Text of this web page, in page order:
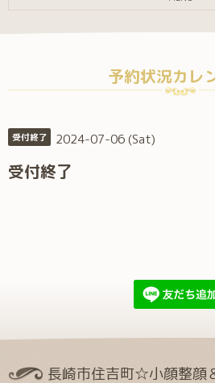
予約状況カレ
受付終了 2024-07-06 (Sat)
受付終了
長崎市住吉町☆小顔整顔